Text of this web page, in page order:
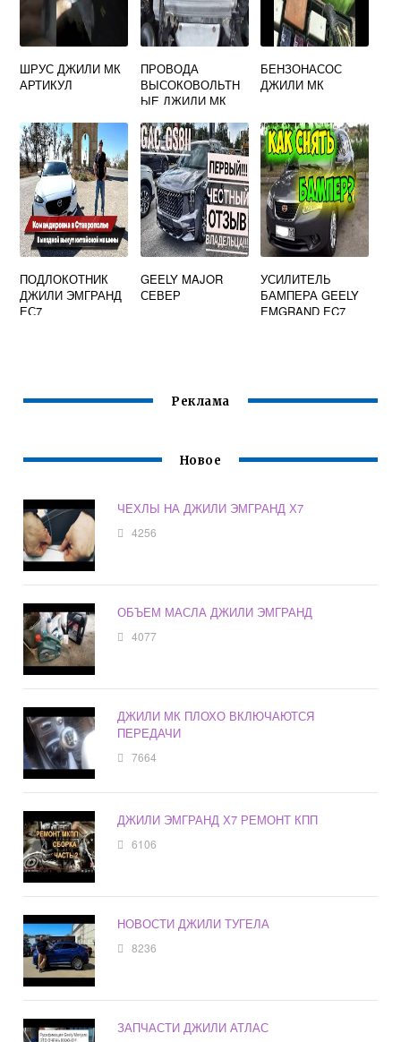
ШРУС ДЖИЛИ МК
АРТИКУЛ
ПРОВОДА
ВЫСОКОВОЛЬТН
ЫЕ ДЖИЛИ МК
БЕНЗОНАСОС
ДЖИЛИ МК
ПОДЛОКОТНИК
ДЖИЛИ ЭМГРАНД
ЕС7
GEELY MAJOR
СЕВЕР
УСИЛИТЕЛЬ
БАМПЕРА GEELY
EMGRAND EC7
Реклама
Новое
ЧЕХЛЫ НА ДЖИЛИ ЭМГРАНД Х7
4256
ОБЪЕМ МАСЛА ДЖИЛИ ЭМГРАНД
4077
ДЖИЛИ МК ПЛОХО ВКЛЮЧАЮТСЯ
ПЕРЕДАЧИ
7664
ДЖИЛИ ЭМГРАНД Х7 РЕМОНТ КПП
6106
НОВОСТИ ДЖИЛИ ТУГЕЛА
8236
ЗАПЧАСТИ ДЖИЛИ АТЛАС